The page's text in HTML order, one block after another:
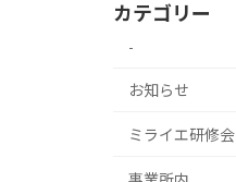
カテゴリー
-
お知らせ
ミライエ研修会